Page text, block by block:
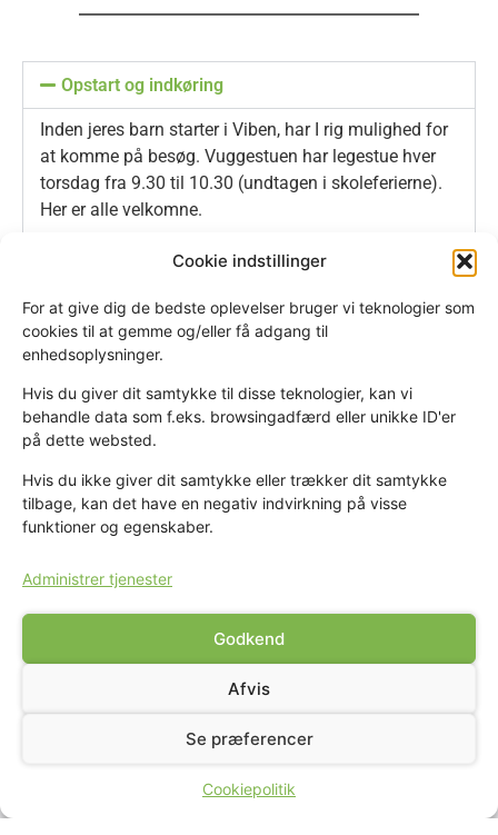
Cookie indstillinger
For at give dig de bedste oplevelser bruger vi teknologier som
cookies til at gemme og/eller få adgang til
enhedsoplysninger.
Hvis du giver dit samtykke til disse teknologier, kan vi
behandle data som f.eks. browsingadfærd eller unikke ID'er
på dette websted.
Hvis du ikke giver dit samtykke eller trækker dit samtykke
tilbage, kan det have en negativ indvirkning på visse
funktioner og egenskaber.
Administrer tjenester
Godkend
Afvis
Se præferencer
Cookiepolitik
Opstart og indkøring
Inden jeres barn starter i Viben, har I rig mulighed for
at komme på besøg. Vuggestuen har legestue hver
torsdag fra 9.30 til 10.30 (undtagen i skoleferierne).
Her er alle velkomne.
Sammen med jer forældre tilrettelægger vi en opstart
trygge i. Vi anbefaler, I afsætter 1 til 2 uger til
indkøring.
Hvad skal I selv have med
Fravær
Sydom
Solskin = Beskyttelse
"Et naturligt sted at lære - et naturligt sted at